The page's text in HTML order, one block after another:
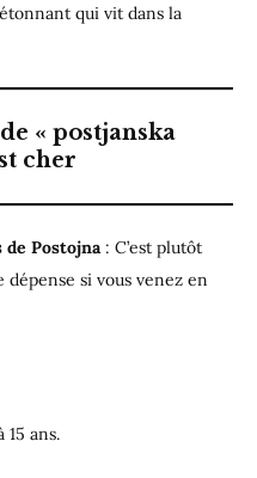
qui vit dans la
« postjanska
cher
Postojna: C’est plutôt
si vous venez en
ans.